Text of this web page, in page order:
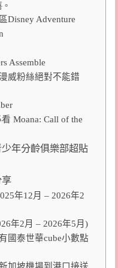
Disney Adventure
Assemble
威粉絲絕對不能錯
Moana: Call of the
年分齡俱樂部超貼
享
年12月 – 2026年2
年2月 – 2026年5月)
國泰世華cube小數點
加坡機場到港口接送